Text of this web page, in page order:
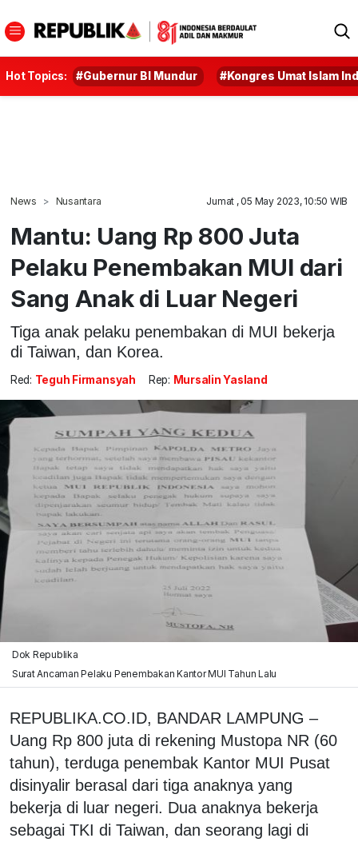
Hot Topics: #Gubernur BI Mundur #Kongres Umat Islam
News Nusantara Jumat , 05 May 2023, 10:50 WIB
Mantu: Uang Rp 800 Juta
Pelaku Penembakan MUI dari
Sang Anak di Luar Negeri
Tiga anak pelaku penembakan di MUI bekerja
di Taiwan, dan Korea.
Red: Teguh Firmansyah Rep: Mursalin Yasland
Dok Republika
Surat Ancaman Pelaku Penembakan Kantor MUI Tahun Lalu
REPUBLIKA.CO.ID, BANDAR LAMPUNG –
Uang Rp 800 juta di rekening Mustopa NR (60
tahun), terduga penembak Kantor MUI Pusat
disinyalir berasal dari tiga anaknya yang
bekerja di luar negeri. Dua anaknya bekerja
sebagai TKI di Taiwan, dan seorang lagi di